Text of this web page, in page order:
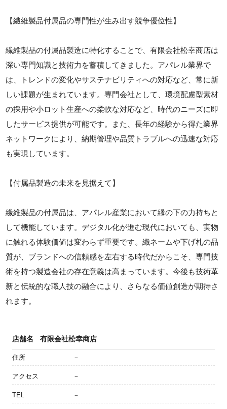
【繊維製品付属品の専門性が生み出す競争優位性】
繊維製品の付属品製造に特化することで、有限会社松幸商店は
深い専門知識と技術力を蓄積してきました。アパレル業界で
は、トレンドの変化やサステナビリティへの対応など、常に新
しい課題が生まれています。専門会社として、環境配慮型素材
の採用や小ロット生産への柔軟な対応など、時代のニーズに即
したサービス提供が可能です。また、長年の経験から得た業界
ネットワークにより、納期管理や品質トラブルへの迅速な対応
も実現しています。
【付属品製造の未来を見据えて】
繊維製品の付属品は、アパレル産業において縁の下の力持ちと
して機能しています。デジタル化が進む現代においても、実物
に触れる体験価値は変わらず重要です。織ネームや下げ札の品
質が、ブランドへの信頼感を左右する時代だからこそ、専門技
術を持つ製造会社の存在意義は高まっています。今後も技術革
新と伝統的な職人技の融合により、さらなる価値創造が期待さ
れます。
店舗名 有限会社松幸商店
住所 －
アクセス －
TEL －